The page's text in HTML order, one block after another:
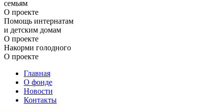
семьям
О проекте
Помощь интернатам
и детским домам
О проекте
Накорми голодного
О проекте
Главная
О фонде
Новости
Контакты